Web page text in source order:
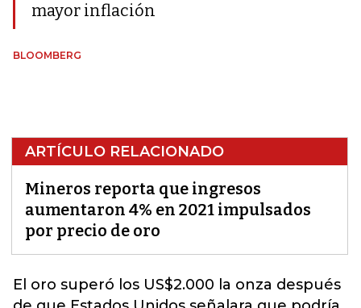
mayor inflación
BLOOMBERG
ARTÍCULO RELACIONADO
Mineros reporta que ingresos
aumentaron 4% en 2021 impulsados
por precio de oro
El oro superó los US$2.000 la onza después